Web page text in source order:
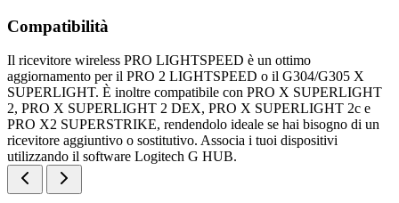
Compatibilità
Il ricevitore wireless PRO LIGHTSPEED è un ottimo
aggiornamento per il PRO 2 LIGHTSPEED o il G304/G305 X
SUPERLIGHT. È inoltre compatibile con PRO X SUPERLIGHT
2, PRO X SUPERLIGHT 2 DEX, PRO X SUPERLIGHT 2c e
PRO X2 SUPERSTRIKE, rendendolo ideale se hai bisogno di un
ricevitore aggiuntivo o sostitutivo. Associa i tuoi dispositivi
utilizzando il software Logitech G HUB.